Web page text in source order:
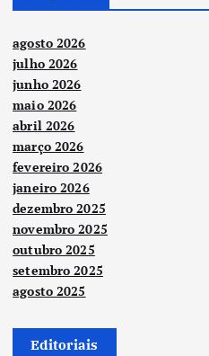
agosto 2026
julho 2026
junho 2026
maio 2026
abril 2026
março 2026
fevereiro 2026
janeiro 2026
dezembro 2025
novembro 2025
outubro 2025
setembro 2025
agosto 2025
Editoriais